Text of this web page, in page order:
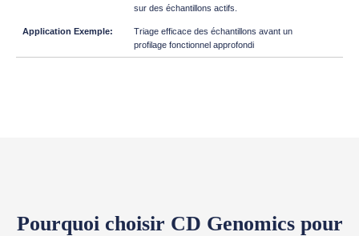
sur des échantillons actifs.
Triage efficace des échantillons avant un
profilage fonctionnel approfondi
Pourquoi choisir CD Genomics pour